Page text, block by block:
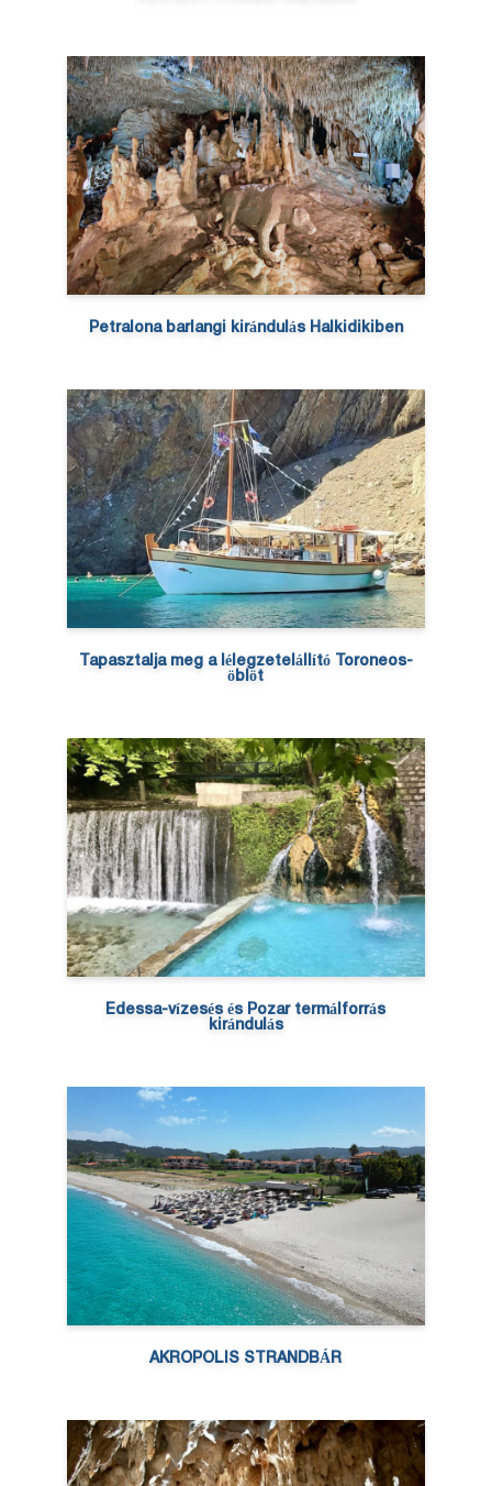
Petralona barlangi kirándulás Halkidikiben
Tapasztalja meg a lélegzetelállító Toroneos-
öblöt
Edessa-vízesés és Pozar termálforrás
kirándulás
AKROPOLIS STRANDBÁR